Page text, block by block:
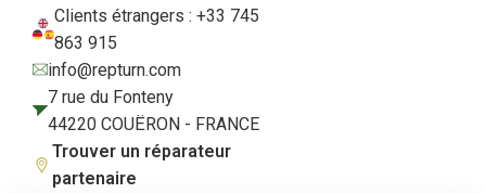
Clients étrangers : +33 745
863 915
info@repturn.com
7 rue du Fonteny
44220 COUËRON - FRANCE
Trouver un réparateur
partenaire